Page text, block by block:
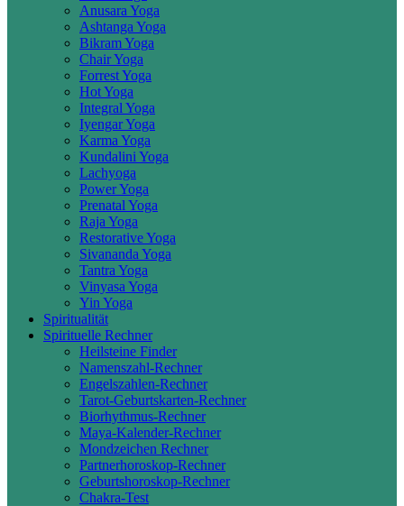
Anusara Yoga
Ashtanga Yoga
Bikram Yoga
Chair Yoga
Forrest Yoga
Hot Yoga
Integral Yoga
Iyengar Yoga
Karma Yoga
Kundalini Yoga
Lachyoga
Power Yoga
Prenatal Yoga
Raja Yoga
Restorative Yoga
Sivananda Yoga
Tantra Yoga
Vinyasa Yoga
Yin Yoga
Spiritualität
Spirituelle Rechner
Heilsteine Finder
Namenszahl-Rechner
Engelszahlen-Rechner
Tarot-Geburtskarten-Rechner
Biorhythmus-Rechner
Maya-Kalender-Rechner
Mondzeichen Rechner
Partnerhoroskop-Rechner
Geburtshoroskop-Rechner
Chakra-Test